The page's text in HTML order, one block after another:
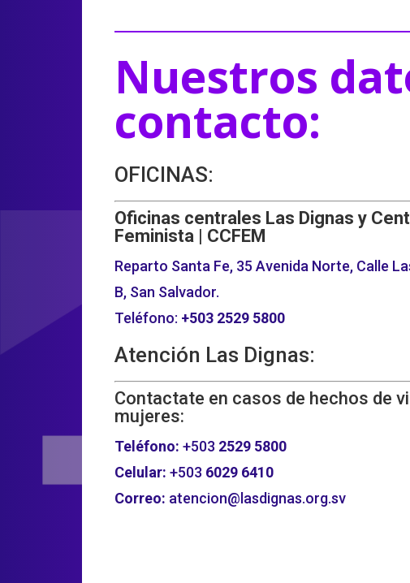
Nuestros
contacto:
OFICINAS:
Oficinas centrales Las Dignas y
Feminista | CCFEM
Reparto Santa Fe, 35 Avenida Norte, Calle
B, San Salvador.
Teléfono: +503 2529 5800
Atención Las Dignas:
Contactate en casos de hechos de
mujeres:
Teléfono: +503 2529 5800
Celular: +503 6029 6410
Correo: atencion@lasdignas.org.sv